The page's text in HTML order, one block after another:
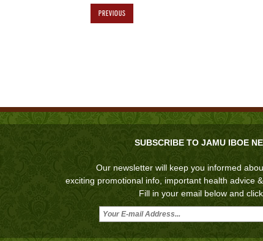
PREVIOUS
SUBSCRIBE TO JAMU IBOE
Our newsletter will keep you informed
exciting promotional info, important health advice
Fill in your email below and